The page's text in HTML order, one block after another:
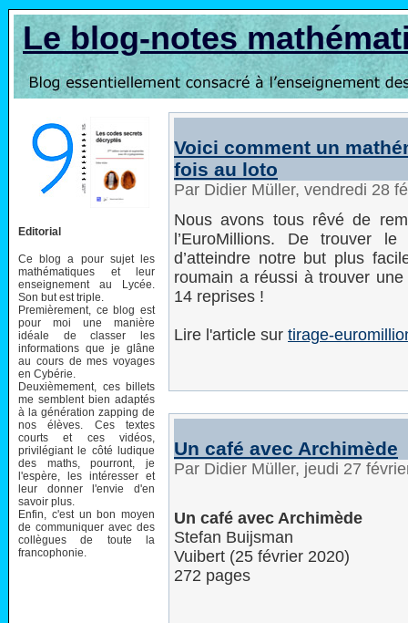
Le blog-notes
Editorial
Ce blog a pour sujet les
mathématiques et leur
enseignement au Lycée.
Son but est triple.
Premièrement, ce blog est
pour moi une manière
idéale de classer les
informations que je glâne
au cours de mes voyages
en Cybérie.
Deuxièmement, ces billets
me semblent bien adaptés
à la génération zapping de
nos élèves. Ces textes
courts et ces vidéos,
privilégiant le côté ludique
des maths, pourront, je
l'espère, les intéresser et
leur donner l'envie d'en
savoir plus.
Enfin, c'est un bon moyen
de communiquer avec des
collègues de toute la
francophonie.
Voici comment un
fois au loto
Par Didier Müller, vendredi 28
Nous avons tous rêvé de
l’EuroMillions. De trouver
d’atteindre notre but plus
roumain a réussi à trouver
14 reprises !
Lire l'article sur tirage-
Un café avec Archimède
Par Didier Müller, jeudi 27
Un café avec Archimède
Stefan Buijsman
Vuibert (25 février 2020)
272 pages